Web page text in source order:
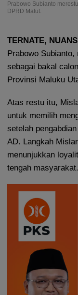
Prabowo Subianto
DPRD Malut.
TERNATE,
Prabowo
sebagai bakal
Provinsi Maluku
Atas restu itu,
untuk memilih
setelah
AD. Langkah
menunjukkan
tengah masyarakat.